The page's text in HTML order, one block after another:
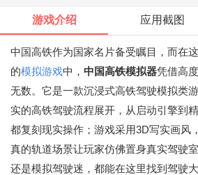
游戏介绍 应用截图
中国高铁作为国家名片备受瞩目，而在
的模拟游戏中， 中国高铁模拟器凭借高
无数。它是一款沉浸式高铁驾驶模拟类
实的高铁驾驶流程展开，从启动引擎到
都复刻现实操作；游戏采用3D写实画风
真的轨道场景让玩家仿佛置身真实驾驶
还是模拟驾驶迷，都能在这里找到驾驶